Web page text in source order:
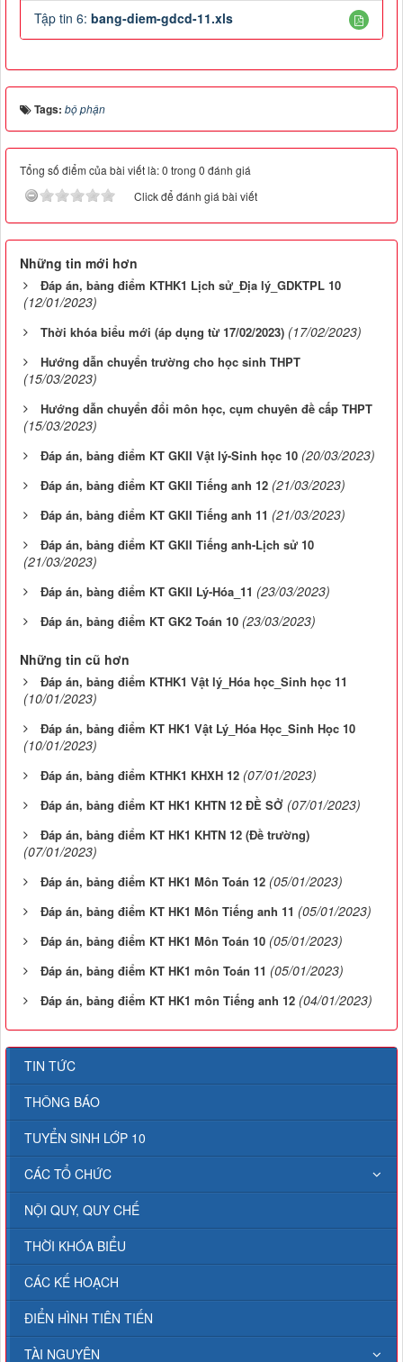
Tập tin 6: bang-diem-gdcd-11.xls
Tags: bộ phận
Tổng số điểm của bài viết là: 0 trong 0 đánh giá
Click để đánh giá bài viết
Những tin mới hơn
Đáp án, bảng điểm KTHK1 Lịch sử_Địa lý_GDKTPL 10
(12/01/2023)
Thời khóa biểu mới (áp dụng từ 17/02/2023) (17/02/2023)
Hướng dẫn chuyển trường cho học sinh THPT
(15/03/2023)
Hướng dẫn chuyển đổi môn học, cụm chuyên đề cấp THPT
(15/03/2023)
Đáp án, bảng điểm KT GKII Vật lý-Sinh học 10 (20/03/2023)
Đáp án, bảng điểm KT GKII Tiếng anh 12 (21/03/2023)
Đáp án, bảng điểm KT GKII Tiếng anh 11 (21/03/2023)
Đáp án, bảng điểm KT GKII Tiếng anh-Lịch sử 10
(21/03/2023)
Đáp án, bàng điểm KT GKII Lý-Hóa_11 (23/03/2023)
Đáp án, bảng điểm KT GK2 Toán 10 (23/03/2023)
Những tin cũ hơn
Đáp án, bảng điểm KTHK1 Vật lý_Hóa học_Sinh học 11
(10/01/2023)
Đáp án, bảng điểm KT HK1 Vật Lý_Hóa Học_Sinh Học 10
(10/01/2023)
Đáp án, bảng điểm KTHK1 KHXH 12 (07/01/2023)
Đáp án, bảng điểm KT HK1 KHTN 12 ĐỀ SỞ (07/01/2023)
Đáp án, bảng điểm KT HK1 KHTN 12 (Đề trường)
(07/01/2023)
Đáp án, bảng điểm KT HK1 Môn Toán 12 (05/01/2023)
Đáp án, bảng điểm KT HK1 Môn Tiếng anh 11 (05/01/2023)
Đáp án, bảng điểm KT HK1 Môn Toán 10 (05/01/2023)
Đáp án, bảng điểm KT HK1 môn Toán 11 (05/01/2023)
Đáp án, bảng điểm KT HK1 môn Tiếng anh 12 (04/01/2023)
TIN TỨC
THÔNG BÁO
TUYỂN SINH LỚP 10
CÁC TỔ CHỨC
NỘI QUY, QUY CHẾ
THỜI KHÓA BIỂU
CÁC KẾ HOẠCH
ĐIỂN HÌNH TIÊN TIẾN
TÀI NGUYÊN